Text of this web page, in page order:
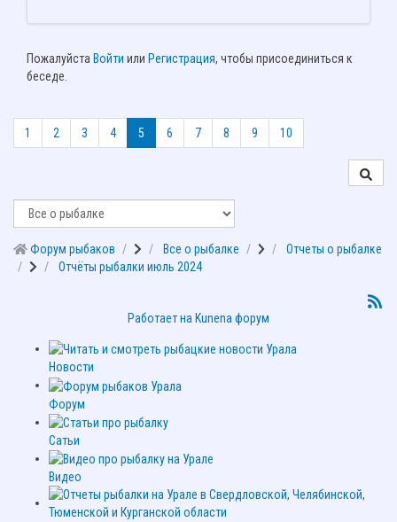
Пожалуйста Войти или Регистрация, чтобы присоединиться к
беседе.
1 2 3 4 5 6 7 8 9 10
Форум рыбаков Все о рыбалке
Отчеты о рыбалке
Отчёты рыбалки июль 2024
Работает на Kunena форум
Новости
Форум
Сатьи
Видео